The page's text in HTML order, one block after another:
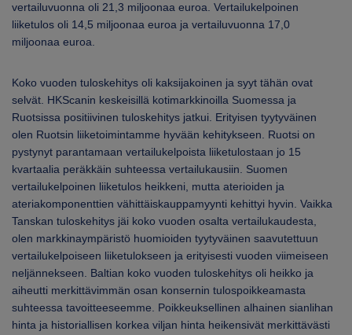
vertailuvuonna oli 21,3 miljoonaa euroa. Vertailukelpoinen
liiketulos oli 14,5 miljoonaa euroa ja vertailuvuonna 17,0
miljoonaa euroa.
Koko vuoden tuloskehitys oli kaksijakoinen ja syyt tähän ovat
selvät. HKScanin keskeisillä kotimarkkinoilla Suomessa ja
Ruotsissa positiivinen tuloskehitys jatkui. Erityisen tyytyväinen
olen Ruotsin liiketoimintamme hyvään kehitykseen. Ruotsi on
pystynyt parantamaan vertailukelpoista liiketulostaan jo 15
kvartaalia peräkkäin suhteessa vertailukausiin. Suomen
vertailukelpoinen liiketulos heikkeni, mutta aterioiden ja
ateriakomponenttien vähittäiskauppamyynti kehittyi hyvin. Vaikka
Tanskan tuloskehitys jäi koko vuoden osalta vertailukaudesta,
olen markkinaympäristö huomioiden tyytyväinen saavutettuun
vertailukelpoiseen liiketulokseen ja erityisesti vuoden viimeiseen
neljännekseen. Baltian koko vuoden tuloskehitys oli heikko ja
aiheutti merkittävimmän osan konsernin tulospoikkeamasta
suhteessa tavoitteeseemme. Poikkeuksellinen alhainen sianlihan
hinta ja historiallisen korkea viljan hinta heikensivät merkittävästi